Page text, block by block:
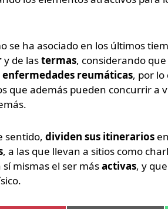
se ha asociado en los últimos
y de lastermas, considerando
reumáticas, por lo
que además pueden concurrir a
sentido, dividen sus itinerarios
, a las que llevan a sitios como
mismas el ser másactivas, y